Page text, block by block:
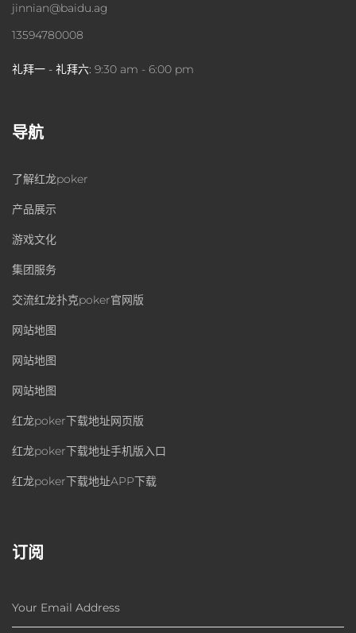
jinnian@baidu.ag
13594780008
礼拜一 - 礼拜六: 9:30 am - 6:00 pm
导航
了解红龙poker
产品展示
游戏文化
集团服务
交流红龙扑克poker官网版
网站地图
网站地图
网站地图
红龙poker下载地址网页版
红龙poker下载地址手机版入口
红龙poker下载地址APP下载
订阅
Your Email Address